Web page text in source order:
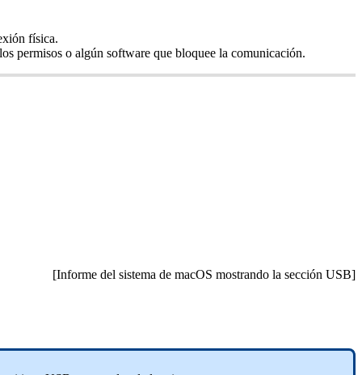
física.
permisos o algún software que bloquee la comunicación.
[Informe del sistema de macOS mostrando la sección USB]